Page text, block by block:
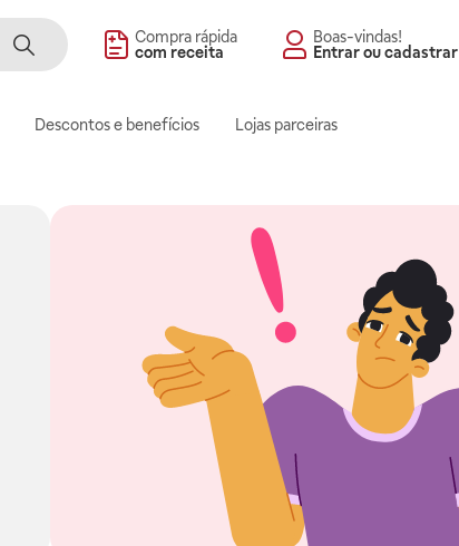
Compra rápida
com receita
Boas-vindas!
Entrar ou cadastrar
Descontos e benefícios Lojas parceiras